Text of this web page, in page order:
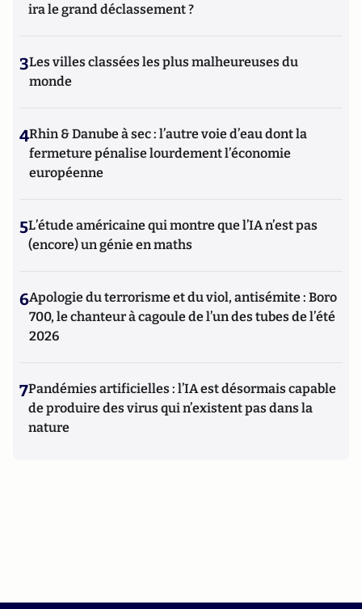
ira le grand déclassement ?
3Les villes classées les plus malheureuses du
monde
4Rhin & Danube à sec : l’autre voie d’eau dont la
fermeture pénalise lourdement l’économie
européenne
5L’étude américaine qui montre que l’IA n’est pas
(encore) un génie en maths
6Apologie du terrorisme et du viol, antisémite : Boro
700, le chanteur à cagoule de l’un des tubes de l’été
2026
7Pandémies artificielles : l’IA est désormais capable
de produire des virus qui n’existent pas dans la
nature